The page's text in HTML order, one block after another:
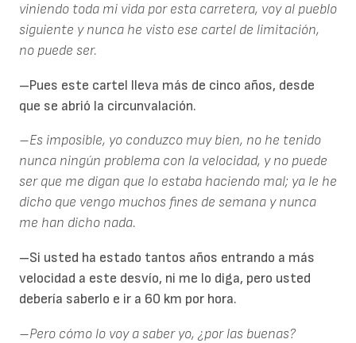
viniendo toda mi vida por esta carretera, voy al pueblo
siguiente y nunca he visto ese cartel de limitación,
no puede ser.
–Pues este cartel lleva más de cinco años, desde
que se abrió la circunvalación.
–Es imposible, yo conduzco muy bien, no he tenido
nunca ningún problema con la velocidad, y no puede
ser que me digan que lo estaba haciendo mal; ya le he
dicho que vengo muchos fines de semana y nunca
me han dicho nada.
–Si usted ha estado tantos años entrando a más
velocidad a este desvío, ni me lo diga, pero usted
debería saberlo e ir a 60 km por hora.
–Pero cómo lo voy a saber yo, ¿por las buenas?